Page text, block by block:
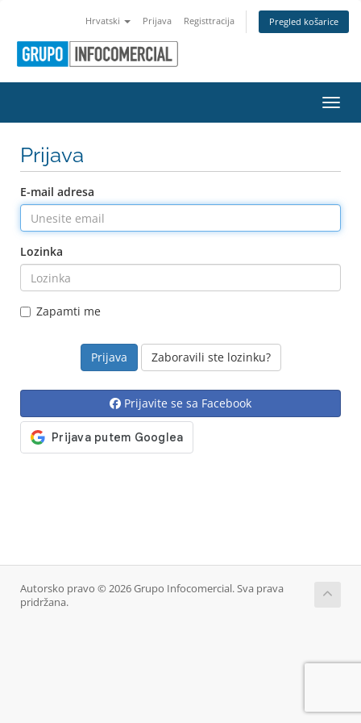
Hrvatski Prijava Registtracija Pregled košarice
Prijava
E-mail adresa
Lozinka
Zapamti me
Zaboravili ste lozinku?
Prijavite se sa Facebook
Autorsko pravo © 2026 Grupo Infocomercial. Sva prava
pridržana.